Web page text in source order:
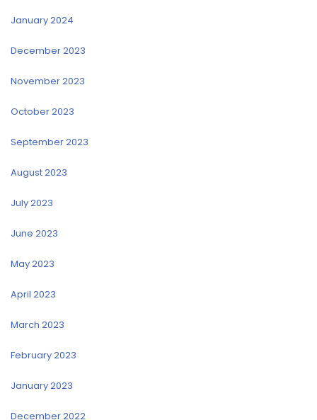
January 2024
December 2023
November 2023
October 2023
September 2023
August 2023
July 2023
June 2023
May 2023
April 2023
March 2023
February 2023
January 2023
December 2022